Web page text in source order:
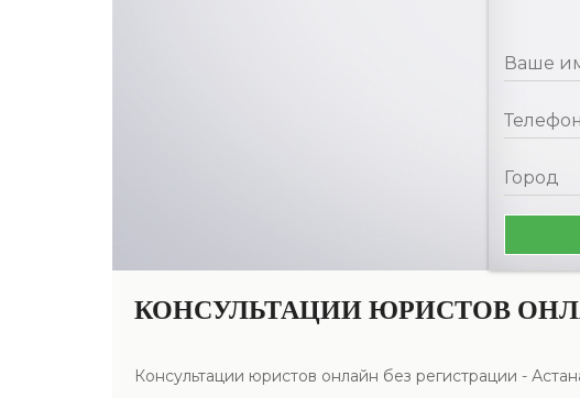
КОНСУЛЬТАЦИИ ЮРИСТОВ
Консультации юристов онлайн без регистрации -